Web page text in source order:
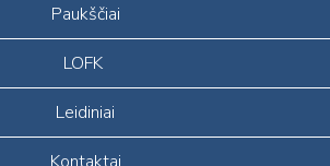
Paukščiai
LOFK
Leidiniai